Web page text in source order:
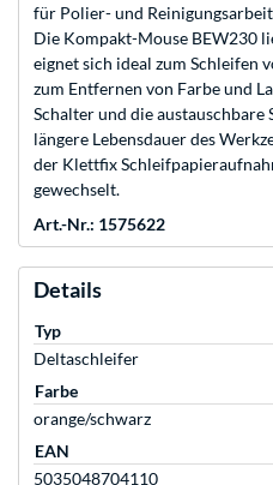
für Polier- und
Die Kompakt-Mouse BEW230
eignet sich ideal zum Schleifen
zum Entfernen von Farbe und
Schalter und die
längere Lebensdauer des
der Klettfix
gewechselt.
Art.-Nr.: 1575622
Details
Typ
Deltaschleifer
Farbe
orange/schwarz
EAN
5035048704110